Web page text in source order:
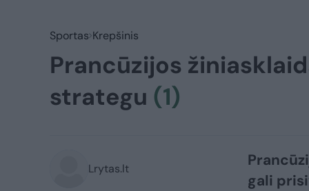
Sportas Krepšinis
Prancūzijos
strategu (1)
Lrytas.lt
gali